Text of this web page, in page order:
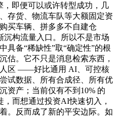
即便可以或许转型成功，几
存货、物流车队等大额固定资
买车辆、拼多多不自建仓
构流量入口。所以不是市场
具备“稀缺性”取“确定性”的根
估。它不只是消息检索东西，
区 ——好比通用 AI、可控核
试数据、所有合成径、所有优
资产；当前仅有不到10% 的
而想通过投资AI快速切入，
。反而成了新的平安边际。如